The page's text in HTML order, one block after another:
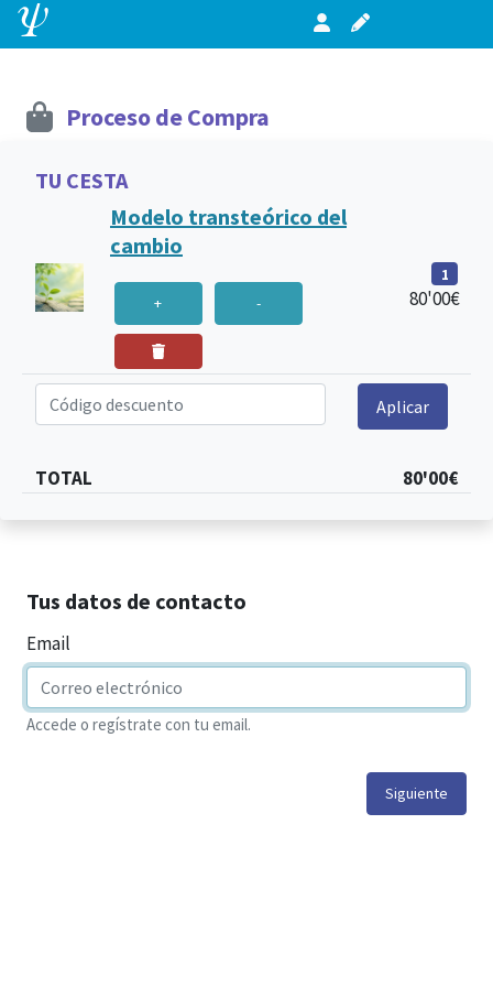
Proceso de Compra
TU CESTA
Modelo transteórico del
cambio
+ -
1
80'00€
Código descuento Aplicar
TOTAL 80'00€
Tus datos de contacto
Email
Accede o regístrate con tu email.